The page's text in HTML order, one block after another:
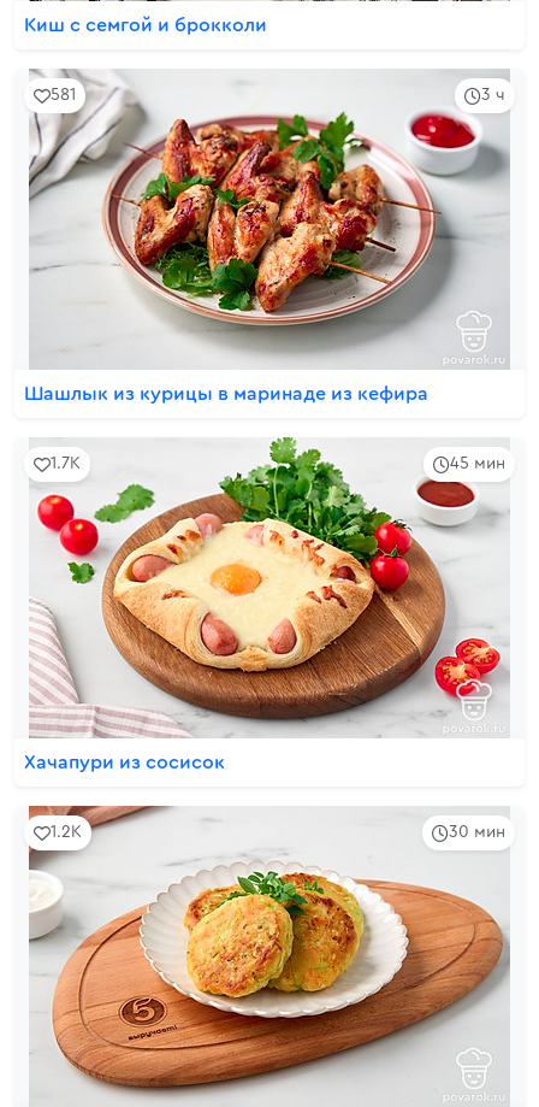
Киш с семгой и брокколи
3 ч
581
Шашлык из курицы в маринаде из кефира
45 мин
1.7K
Хачапури из сосисок
30 мин
1.2K